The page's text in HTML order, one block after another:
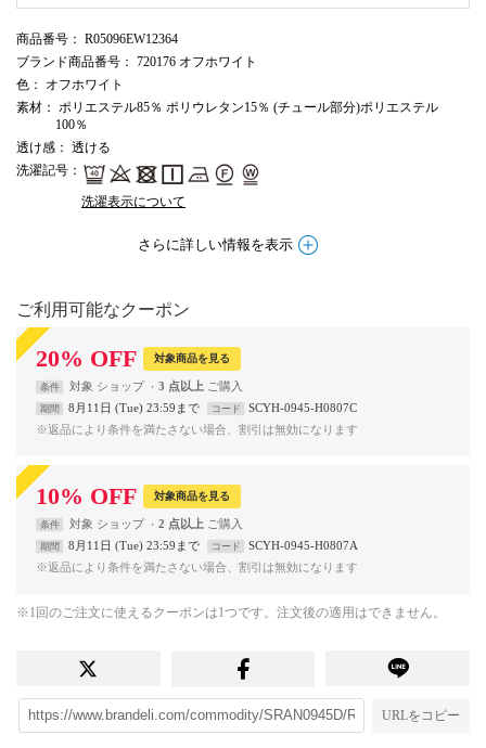
商品番号 ： R05096EW12364
ブランド商品番号 ： 720176 オフホワイト
色 ： オフホワイト
素材 ： ポリエステル85％ ポリウレタン15％ (チュール部分)ポリエステル
100％
透け感 ： 透ける
洗濯記号 ：
洗濯表示について
さらに詳しい情報を表示
ご利用可能なクーポン
20% OFF 対象商品を見る
条件 対象 ショップ 3 点以上
期間 8月11日 (Tue) 23:59まで コード
SCYH-0945-H0807C
※返品により条件を満たさない場合、割引は無効になります
10% OFF 対象商品を見る
条件 対象 ショップ 2 点以上
期間 8月11日 (Tue) 23:59まで コード
SCYH-0945-H0807A
※返品により条件を満たさない場合、割引は無効になります
※1回のご注文に使えるクーポンは1つです。注文後の適用はできません。
URLをコピー